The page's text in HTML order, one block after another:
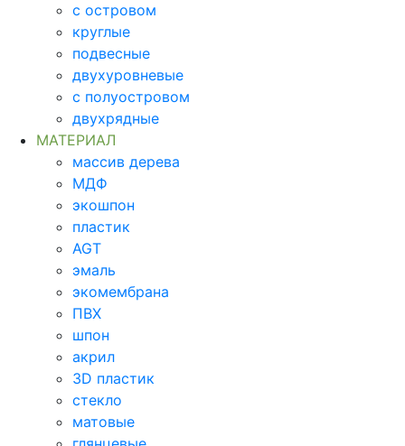
с островом
круглые
подвесные
двухуровневые
с полуостровом
двухрядные
МАТЕРИАЛ
массив дерева
МДФ
экошпон
пластик
AGT
эмаль
экомембрана
ПВХ
шпон
акрил
3D пластик
стекло
матовые